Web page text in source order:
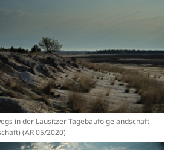
in der Lausitzer Tagebaufolgelandschaft
(AR 05/2020)